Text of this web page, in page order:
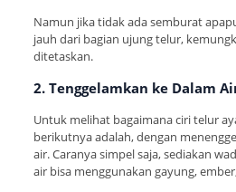
Namun jika tidak ada semburat
jauh dari bagian ujung telur,
ditetaskan.
2. Tenggelamkan ke Dalam
Untuk melihat bagaimana ciri telur
berikutnya adalah, dengan
air. Caranya simpel saja, sediakan
air bisa menggunakan gayung,